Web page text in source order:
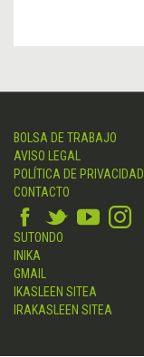
BOLSA DE TRABAJO
AVISO LEGAL
POLÍTICA DE PRIVACIDAD
CONTACTO
SUTONDO
INIKA
GMAIL
IKASLEEN SITEA
IRAKASLEEN SITEA